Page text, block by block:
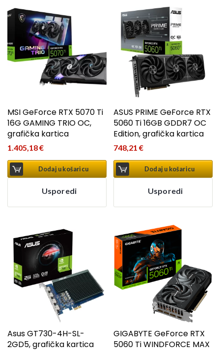
MSI GeForce RTX 5070 Ti
16G GAMING TRIO OC,
grafička kartica
1.405,18€
Dodaj u košaricu
Usporedi
ASUS PRIME GeForce RTX
5060 Ti 16GB GDDR7 OC
Edition, grafička kartica
748,21€
Dodaj u košaricu
Usporedi
Asus GT730-4H-SL-
2GD5, grafička kartica
GIGABYTE GeForce RTX
5060 Ti WINDFORCE MAX